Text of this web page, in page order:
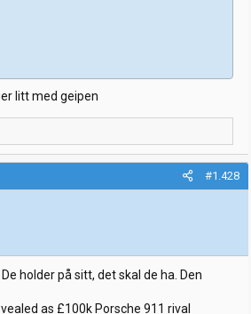
litt med geipen
#1.428
holder på sitt, det skal de ha. Den